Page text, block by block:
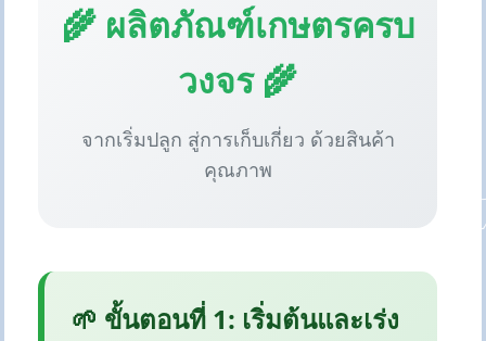
🌾 ผลิตภัณฑ์เกษตรครบ
วงจร 🌾
จากเริ่มปลูก สู่การเก็บเกี่ยว ด้วยสินค้า
คุณภาพ
🌱 ขั้นตอนที่ 1: เริ่มต้นและเร่ง